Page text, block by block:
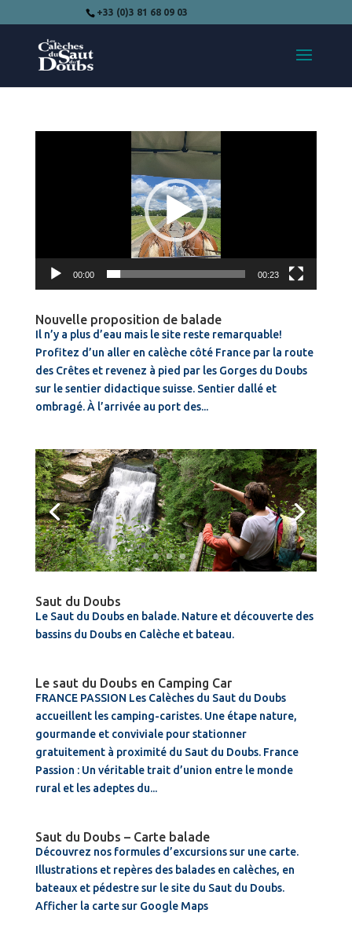
+33 (0)3 81 68 09 03
00:00 00:23
Nouvelle proposition de balade
Il n’y a plus d’eau mais le site reste remarquable!
Profitez d’un aller en calèche côté France par la route
des Crêtes et revenez à pied par les Gorges du Doubs
sur le sentier didactique suisse. Sentier dallé et
ombragé. À l’arrivée au port des...
Saut du Doubs
Le Saut du Doubs en balade. Nature et découverte des
bassins du Doubs en Calèche et bateau.
Le saut du Doubs en Camping Car
FRANCE PASSION Les Calèches du Saut du Doubs
accueillent les camping-caristes. Une étape nature,
gourmande et conviviale pour stationner
gratuitement à proximité du Saut du Doubs. France
Passion : Un véritable trait d’union entre le monde
rural et les adeptes du...
Saut du Doubs – Carte balade
Découvrez nos formules d’excursions sur une carte.
Illustrations et repères des balades en calèches, en
bateaux et pédestre sur le site du Saut du Doubs.
Afficher la carte sur Google Maps